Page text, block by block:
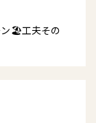
ン🏖️工夫その